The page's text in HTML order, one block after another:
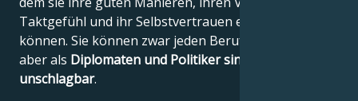
Taktgefühl und ihr Selbstvertrauen einsetzen
können. Sie können zwar jeden Beruf gut ausüben,
aber als Diplomaten und Politiker sind sie
unschlagbar.